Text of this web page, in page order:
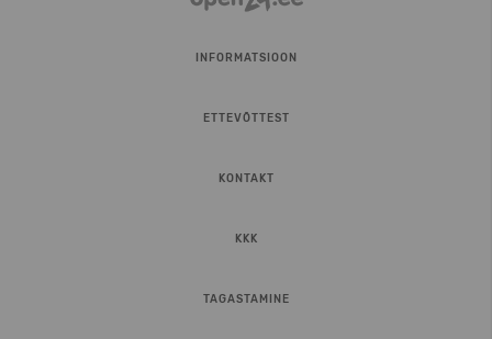
INFORMATSIOON
ETTEVÕTTEST
KONTAKT
KKK
TAGASTAMINE